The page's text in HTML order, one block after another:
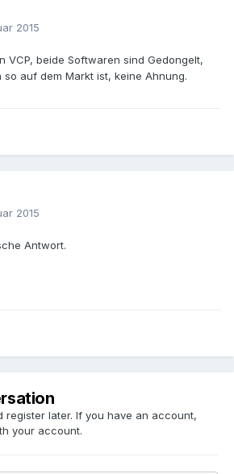
2015
VCP, beide Softwaren sind Gedongelt,
auf dem Markt ist, keine Ahnung.
2015
Antwort.
register later. If you have an account,
your account.